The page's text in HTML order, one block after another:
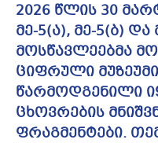
2026 წლის 30
მე-5(ა), მე-5(ბ)
მოსწავლეებმა
ციფრული
წარმოდგენილი
ცხოვრების
ფრაგმენტები.